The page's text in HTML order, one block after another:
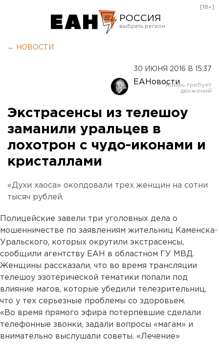
РОССИЯ
Оренбург
[18+]
← НОВОСТИ
30 ИЮНЯ 2016 В 15:37
ЕАНовости
Экстрасенсы из телешоу
заманили уральцев в
лохотрон с чудо-иконами и
кристаллами
«Духи хаоса» околдовали трех женщин на сотни
тысяч рублей.
Полицейские завели три уголовных дела о
мошенничестве по заявлениям жительниц Каменска-
Уральского, которых окрутили экстрасенсы,
сообщили агентству ЕАН в областном ГУ МВД.
Женщины рассказали, что во время трансляции
телешоу эзотерической тематики попали под
влияние магов, которые убедили телезрительниц,
что у тех серьезные проблемы со здоровьем.
«Во время прямого эфира потерпевшие сделали
телефонные звонки, задали вопросы «магам» и
внимательно выслушали советы. «Лечение»